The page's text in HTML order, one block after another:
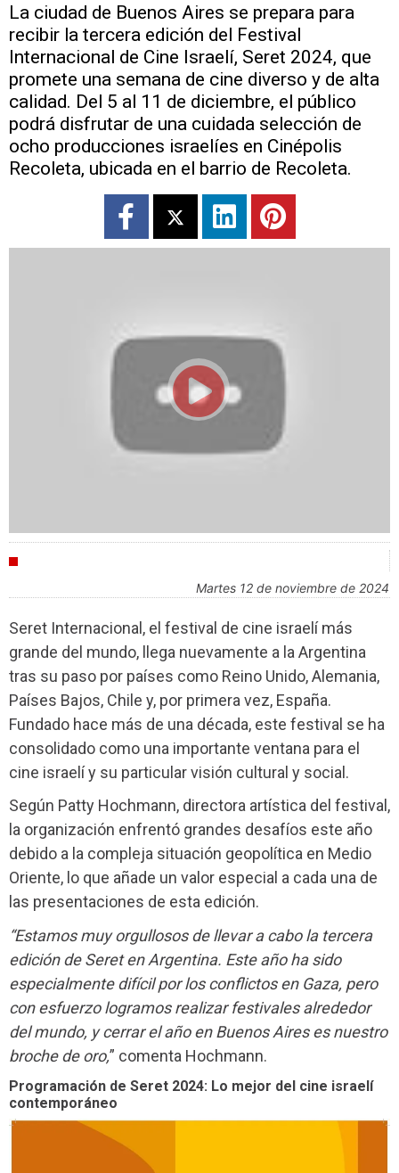
La ciudad de Buenos Aires se prepara para
recibir la tercera edición del Festival
Internacional de Cine Israelí, Seret 2024, que
promete una semana de cine diverso y de alta
calidad. Del 5 al 11 de diciembre, el público
podrá disfrutar de una cuidada selección de
ocho producciones israelíes en Cinépolis
Recoleta, ubicada en el barrio de Recoleta.
martes 12 de noviembre de 2024
Seret Internacional, el festival de cine israelí más
grande del mundo, llega nuevamente a la Argentina
tras su paso por países como Reino Unido, Alemania,
Países Bajos, Chile y, por primera vez, España.
Fundado hace más de una década, este festival se ha
consolidado como una importante ventana para el
cine israelí y su particular visión cultural y social.
Según Patty Hochmann, directora artística del festival,
la organización enfrentó grandes desafíos este año
debido a la compleja situación geopolítica en Medio
Oriente, lo que añade un valor especial a cada una de
las presentaciones de esta edición.
“Estamos muy orgullosos de llevar a cabo la tercera
edición de Seret en Argentina. Este año ha sido
especialmente difícil por los conflictos en Gaza, pero
con esfuerzo logramos realizar festivales alrededor
del mundo, y cerrar el año en Buenos Aires es nuestro
broche de oro,” comenta Hochmann.
Programación de Seret 2024: Lo mejor del cine israelí
contemporáneo